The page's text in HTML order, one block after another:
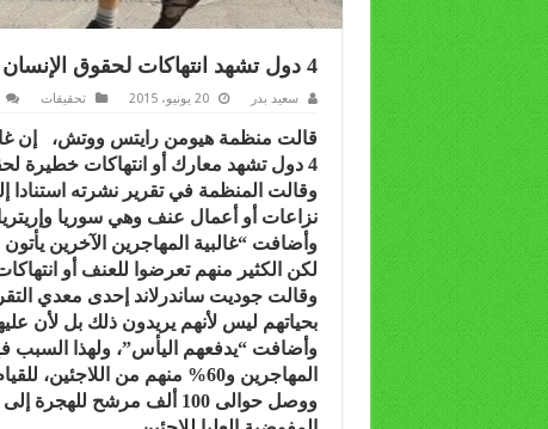
4 دول تشهد انتهاكات لحقوق الإنسان تصدر المهاجرين إلى أوروبا
سعيد بدر 20 يونيو، 2015 تحقيقات
قالت منظمة هيومن رايتس ووتش، إن
4 دول تشهد معارك أو انتهاكات خطيرة لحقوق الإنسان.
نزاعات أو أعمال عنف وهي سوريا
وأضافت “غالبية المهاجرين الآخرين
لكن الكثير منهم تعرضوا للعنف أو
وقالت جوديت ساندرلاند إحدى معدي
بحياتهم ليس لأنهم يريدون ذلك بل لأن
وأضافت “يدفعهم اليأس”، ولهذا السبب
المهاجرين و60% منهم من اللاجئين، للقيام بهذه الرحلة البحرية المحفوفة بالمخاطر، تفشل.
ووصل حوالى 100 ألف مرشح